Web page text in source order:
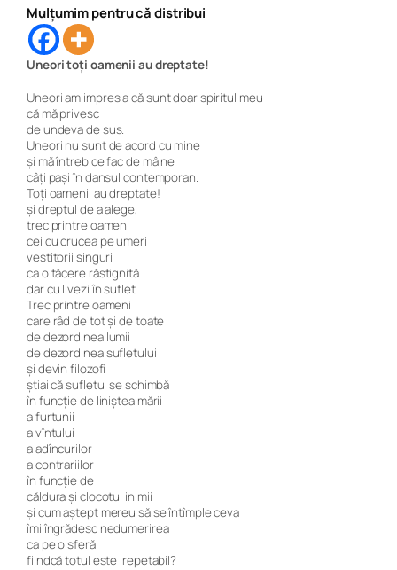
Mulțumim pentru că distribui
Uneori toți oamenii au dreptate!
Uneori am impresia că sunt doar spiritul meu
că mă privesc
de undeva de sus.
Uneori nu sunt de acord cu mine
și mă întreb ce fac de mâine
câți pași în dansul contemporan.
Toți oamenii au dreptate!
și dreptul de a alege,
trec printre oameni
cei cu crucea pe umeri
vestitorii singuri
ca o tăcere răstignită
dar cu livezi în suflet.
Trec printre oameni
care râd de tot și de toate
de dezordinea lumii
de dezordinea sufletului
și devin filozofi
știai că sufletul se schimbă
în funcție de liniștea mării
a furtunii
a vîntului
a adîncurilor
a contrariilor
în funcție de
căldura și clocotul inimii
și cum aștept mereu să se întîmple ceva
îmi îngrădesc nedumerirea
ca pe o sferă
fiindcă totul este irepetabil?